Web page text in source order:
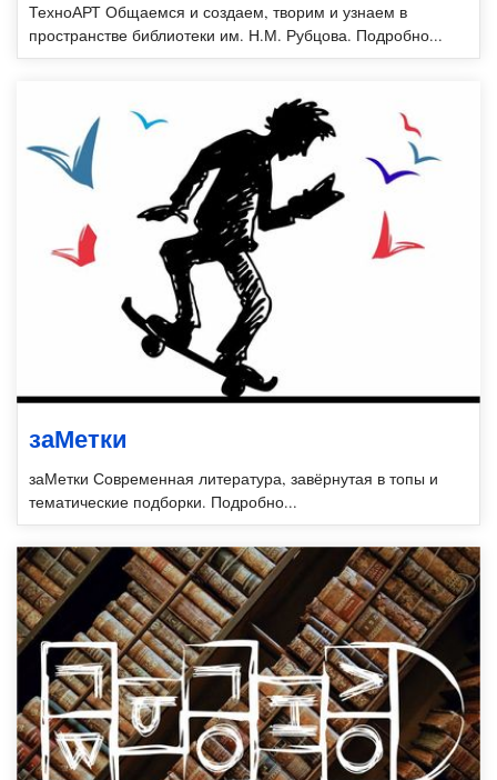
ТехноАРТ Общаемся и создаем, творим и узнаем в
пространстве библиотеки им. Н.М. Рубцова. Подробно...
заМетки
заМетки Современная литература, завёрнутая в топы и
тематические подборки. Подробно...